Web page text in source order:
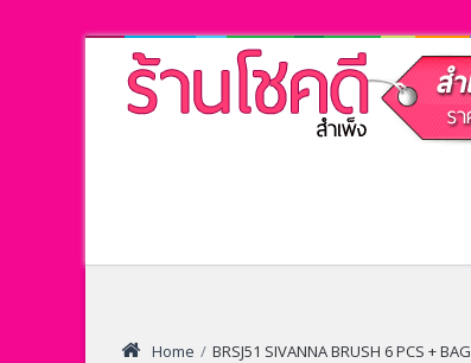
Home / BRSJ51 SIVANNA BRUSH 6 PCS + BAG